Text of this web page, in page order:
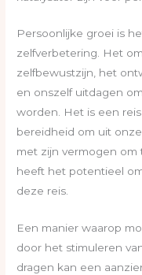
Persoonlijke groei is
zelfverbetering. Het
zelfbewustzijn, het
en onszelf uitdagen
worden. Het is een
bereidheid om uit
met zijn vermogen
heeft het potentieel
deze reis.
Een manier waarop
door het stimuleren
dragen kan een